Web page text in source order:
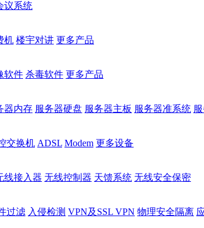
议系统
机 楼宇对讲 更多产品
软件 杀毒软件 更多产品
器内存 服务器硬盘 服务器主板 服务器准系统
交换机 ADSL Modem 更多设备
线接入器 无线控制器 天馈系统 无线安全保密
过滤 入侵检测 VPN及SSL VPN 物理安全隔离